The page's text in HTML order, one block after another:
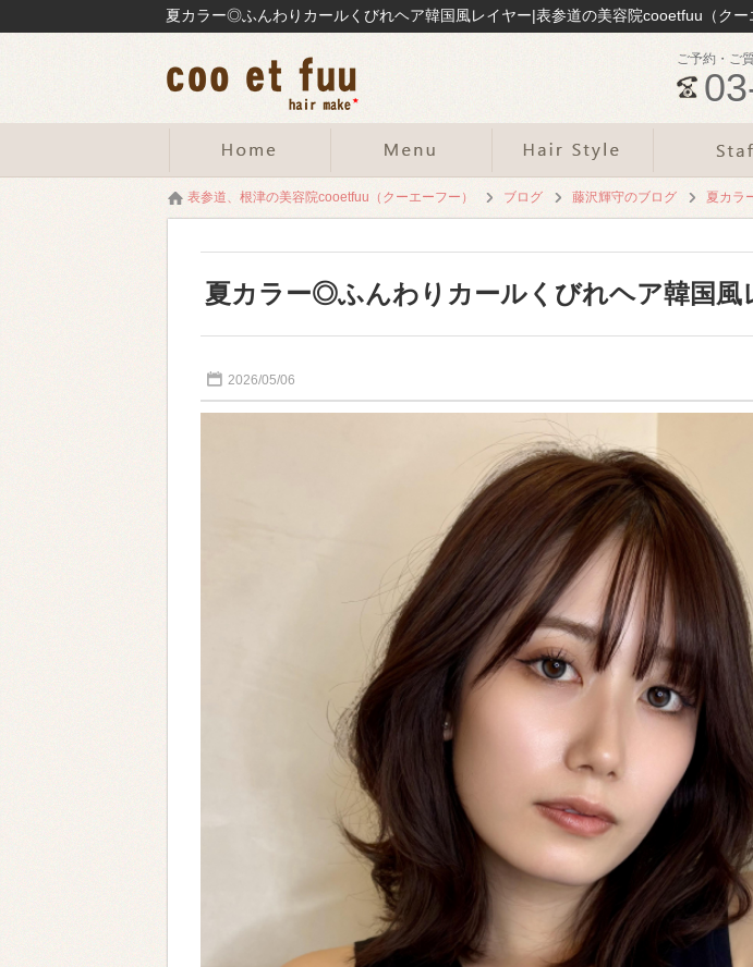
ご予約・ご
表参道、根津の美容院cooetfuu（クーエーフー） ブログ 藤沢輝守のブログ 夏カラ
夏カラー◎ふんわりカールくびれヘア韓国風
2026/05/06